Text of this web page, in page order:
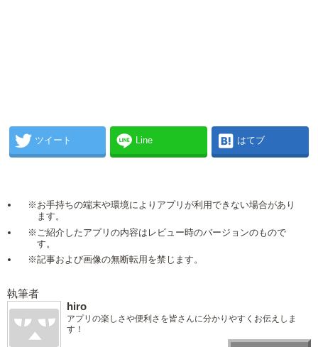
ツイート Line はてブ
※お手持ちの端末や環境によりアプリが利用できない場合があり
ます。
※ご紹介したアプリの内容はレビュー時のバージョンのもので
す。
※記事および画像の無断転用を禁じます。
執筆者
hiro
アプリの楽しさや便利さを皆さんに分かりやすくお伝えしま
す！